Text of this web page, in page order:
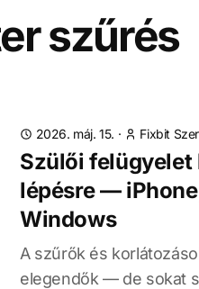
szűrés
2026. máj. 15. · Fixbit
Szülői felügyelet
lépésre —
Windows
A szűrők és
elegendők — de sokat